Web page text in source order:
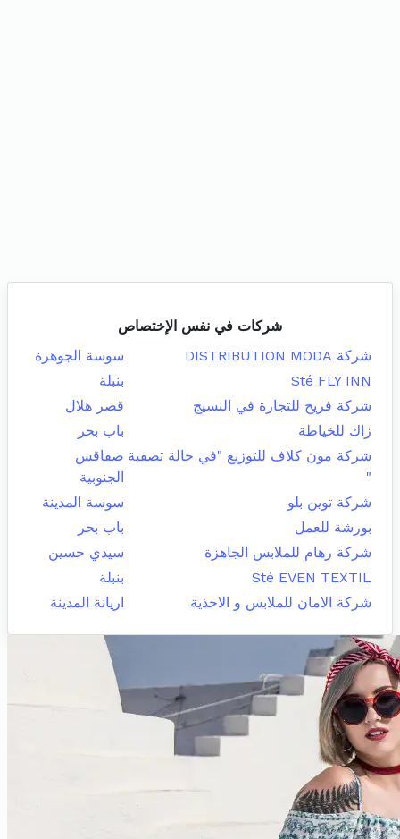
شركات في نفس الإختصاص
شركة DISTRIBUTION MODA
سوسة الجوهرة
Sté FLY INN
بنبلة
شركة فريخ للتجارة في النسيج
قصر هلال
زاك للخياطة
باب بحر
شركة مون كلاف للتوزيع "في حالة تصفية
"
صفاقس
الجنوبية
شركة توين بلو
سوسة المدينة
بورشة للعمل
باب بحر
شركة رهام للملابس الجاهزة
سيدي حسين
Sté EVEN TEXTIL
بنبلة
شركة الامان للملابس و الاحذية
اريانة المدينة